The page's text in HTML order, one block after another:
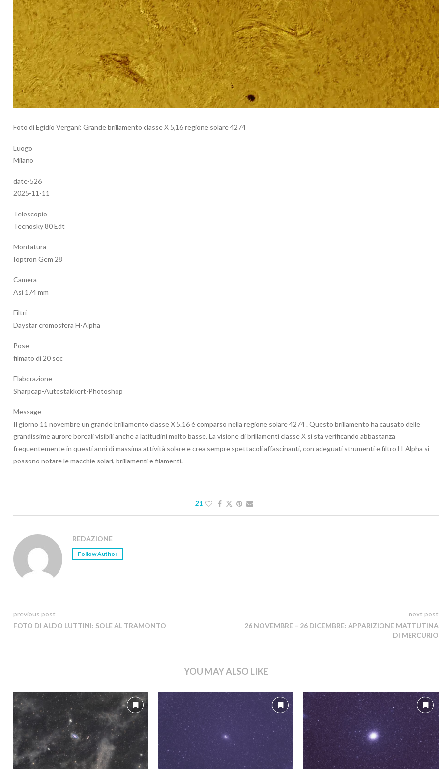
Foto di Egidio Vergani: Grande brillamento classe X 5,16 regione solare 4274
Luogo
Milano
date-526
2025-11-11
Telescopio
Tecnosky 80 Edt
Montatura
Ioptron Gem 28
Camera
Asi 174 mm
Filtri
Daystar cromosfera H-Alpha
Pose
filmato di 20 sec
Elaborazione
Sharpcap-Autostakkert-Photoshop
Message
Il giorno 11 novembre un grande brillamento classe X 5.16 è comparso nella regione solare 4274 . Questo brillamento ha causato delle
grandissime aurore boreali visibili anche a latitudini molto basse. La visione di brillamenti classe X si sta verificando abbastanza
frequentemente in questi anni di massima attività solare e crea sempre spettacoli affascinanti, con adeguati strumenti e filtro H-Alpha si
possono notare le macchie solari, brillamenti e filamenti.
21
REDAZIONE
Follow Author
previous post
FOTO DI ALDO LUTTINI: SOLE AL TRAMONTO
next post
26 NOVEMBRE – 26 DICEMBRE: APPARIZIONE MATTUTINA
DI MERCURIO
YOU MAY ALSO LIKE